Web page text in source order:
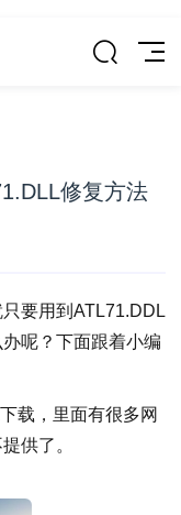
修复方法
要用到ATL71.DDL
呢？下面跟着小编
载，里面有很多网
供了。